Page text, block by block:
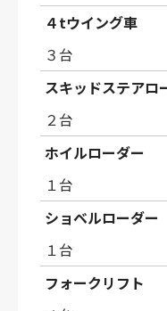
４tウイング車
３台
スキッドステアロ
２台
ホイルローダー
１台
ショベルローダー
１台
フォークリフト